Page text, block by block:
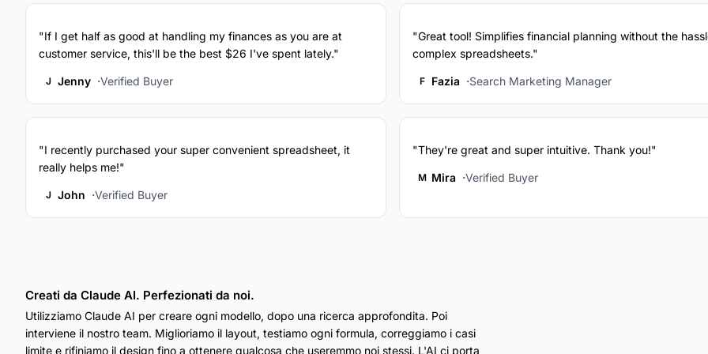
"If I get half as good at handling my finances as you are at
customer service, this'll be the best $26 I've spent lately."
J Jenny Verified Buyer
"Great tool! Simplifies financial planning without the
complex spreadsheets."
F Fazia Search Marketing Manager
"I recently purchased your super convenient spreadsheet, it
really helps me!"
J John Verified Buyer
"They're great and super intuitive. Thank you!"
M Mira Verified Buyer
Creati da Claude AI. Perfezionati da noi.
Utilizziamo Claude AI per creare ogni modello, dopo una ricerca approfondita. Poi
interviene il nostro team. Miglioriamo il layout, testiamo ogni formula, correggiamo i casi
limite e rifiniamo il design fino a ottenere qualcosa che useremmo noi stessi. L'AI ci porta